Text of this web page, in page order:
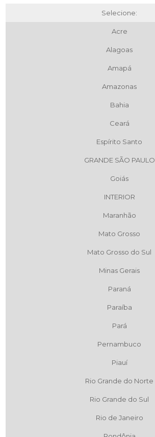
Selecione:
Acre
Alagoas
Amapá
Amazonas
Bahia
Ceará
Espírito Santo
GRANDE SÃO PAULO
Goiás
INTERIOR
Maranhão
Mato Grosso
Mato Grosso do Sul
Minas Gerais
Paraná
Paraíba
Pará
Pernambuco
Piauí
Rio Grande do Norte
Rio Grande do Sul
Rio de Janeiro